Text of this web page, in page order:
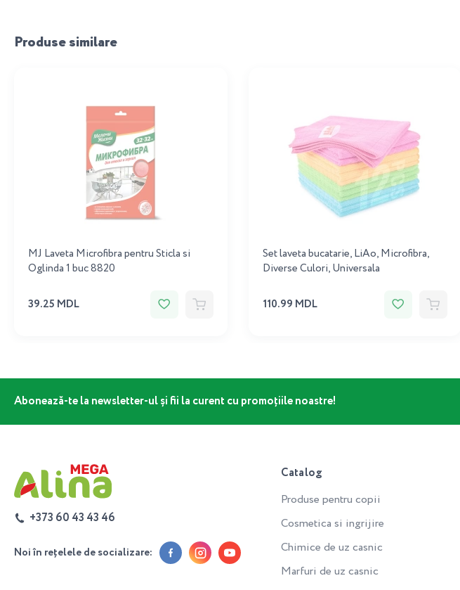
Produse similare
MJ Laveta Microfibra pentru Sticla si
Oglinda 1 buc 8820
39.25 MDL
Set laveta bucatarie, LiAo, Microfibra,
Diverse Culori, Universala
110.99 MDL
Abonează-te la newsletter-ul și fii la curent cu promoțiile noastre!
+373 60 43 43 46
Noi în rețelele de socializare:
Catalog
Produse pentru copii
Cosmetica si ingrijire
Chimice de uz casnic
Marfuri de uz casnic